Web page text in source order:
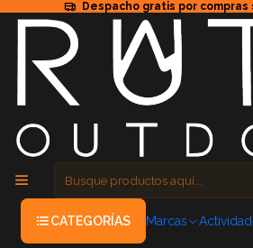
Despacho gratis por compras
CATEGORÍAS Marcas